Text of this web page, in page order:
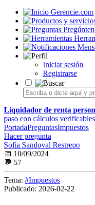
Gerencie.com
Iniciar sesión
Registrarse
Liquidador de renta
paso con cálculos
PortadaPreguntasImpuestos
Hacer pregunta
Sofía Sandoval Restrepo
📅 10/09/2024
💬 57
Tema: #Impuestos
Publicado: 2026-02-22